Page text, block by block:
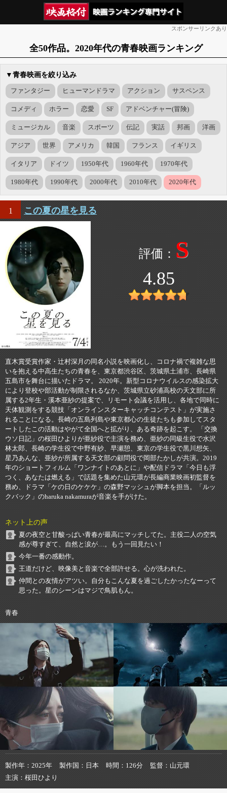
スポンサーリンクあり
全50作品。2020年代の青春映画ランキング
▼青春映画を絞り込み
ファンタジー ヒューマンドラマ アクション サスペンス
コメディ ホラー 恋愛 SF アドベンチャー(冒険)
ミュージカル 音楽 スポーツ 伝記 実話 邦画 洋画
アジア 世界 アメリカ 韓国 フランス イギリス
イタリア ドイツ 1950年代 1960年代 1970年代
1980年代 1990年代 2000年代 2010年代 2020年代
1 この夏の星を見る
S
4.85
直木賞受賞作家・辻村深月の同名小説を映画化し、コロナ禍で複雑な思
いを抱える中高生たちの青春を、東京都渋谷区、茨城県土浦市、長崎県
五島市を舞台に描いたドラマ。 2020年。新型コロナウイルスの感染拡大
により登校や部活動が制限されるなか、茨城県立砂浦高校の天文部に所
属する2年生・溪本亜紗の提案で、リモート会議を活用し、各地で同時に
天体観測をする競技「オンラインスターキャッチコンテスト」が実施さ
れることになる。長崎の五島列島や東京都心の生徒たちも参加してスタ
ートしたこの活動はやがて全国へと拡がり、ある奇跡を起こす。 「交換
ウソ日記」の桜田ひよりが亜紗役で主演を務め、亜紗の同級生役で水沢
林太郎、長崎の学生役で中野有紗、早瀬憩、東京の学生役で黒川想矢、
星乃あんな、亜紗が所属する天文部の顧問役で岡部たかしが共演。2019
年のショートフィルム「ワンナイトのあとに」や配信ドラマ「今日も浮
つく、あなたは燃える」で話題を集めた山元環が長編商業映画初監督を
務め、ドラマ「ケの日のケケケ」の森野マッシュが脚本を担当。「ルッ
クバック」のharuka nakamuraが音楽を手がけた。
ネット上の声
夏の夜空と甘酸っぱい青春が最高にマッチしてた。主役二人の空気
感が尊すぎて、自然と涙が…。もう一回見たい！
今年一番の感動作。
王道だけど、映像美と音楽で全部許せる。心が洗われた。
仲間との友情がアツい。自分もこんな夏を過ごしたかったなーって
思った。星のシーンはマジで鳥肌もん。
青春
製作年 2025年 製作国 日本 時間 126分 監督
山元環
主演
桜田ひより